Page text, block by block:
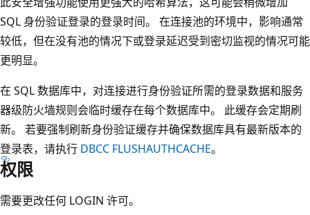
SQL 身份验证登录的登录时间。 在连接池的环境中，影响通常
较低，但在没有池的情况下或登录延迟受到密切监视的情况可能
更明显。
在 SQL 数据库中，对连接进行身份验证所需的登录数据和服务
器级防火墙规则会临时缓存在每个数据库中。 此缓存会定期刷
新。 若要强制刷新身份验证缓存并确保数据库具有最新版本的
登录表，请执行 DBCC FLUSHAUTHCACHE。
权限
需要更改任何 LOGIN 许可。